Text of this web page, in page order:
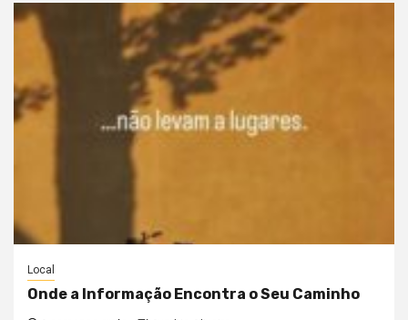
Local
Onde a Informação Encontra o Seu Caminho